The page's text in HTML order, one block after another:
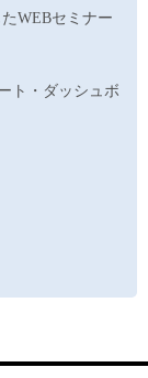
WEBセミナー
ト・ダッシュボ